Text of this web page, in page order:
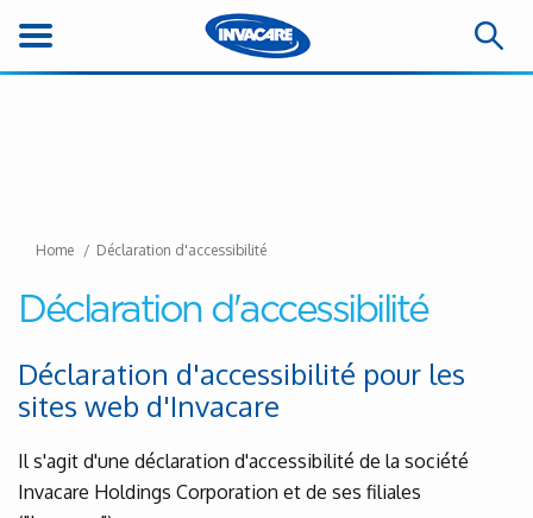
Home Déclaration d'accessibilité
Déclaration d'accessibilité
Déclaration d'accessibilité pour les
sites web d'Invacare
Il s'agit d'une déclaration d'accessibilité de la société
Invacare Holdings Corporation et de ses filiales